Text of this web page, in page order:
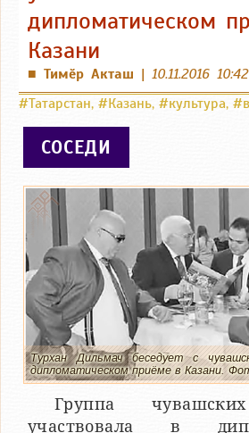
дипломатическом
Казани
■ Тимӗр Акташ | 10.11.2016 10:42
#Татарстан, #Казань, #культура,
СОСЕДИ
Турхан Дильмач беседует с
дипломатическом приёме в Казани.
Группа
участвовала в